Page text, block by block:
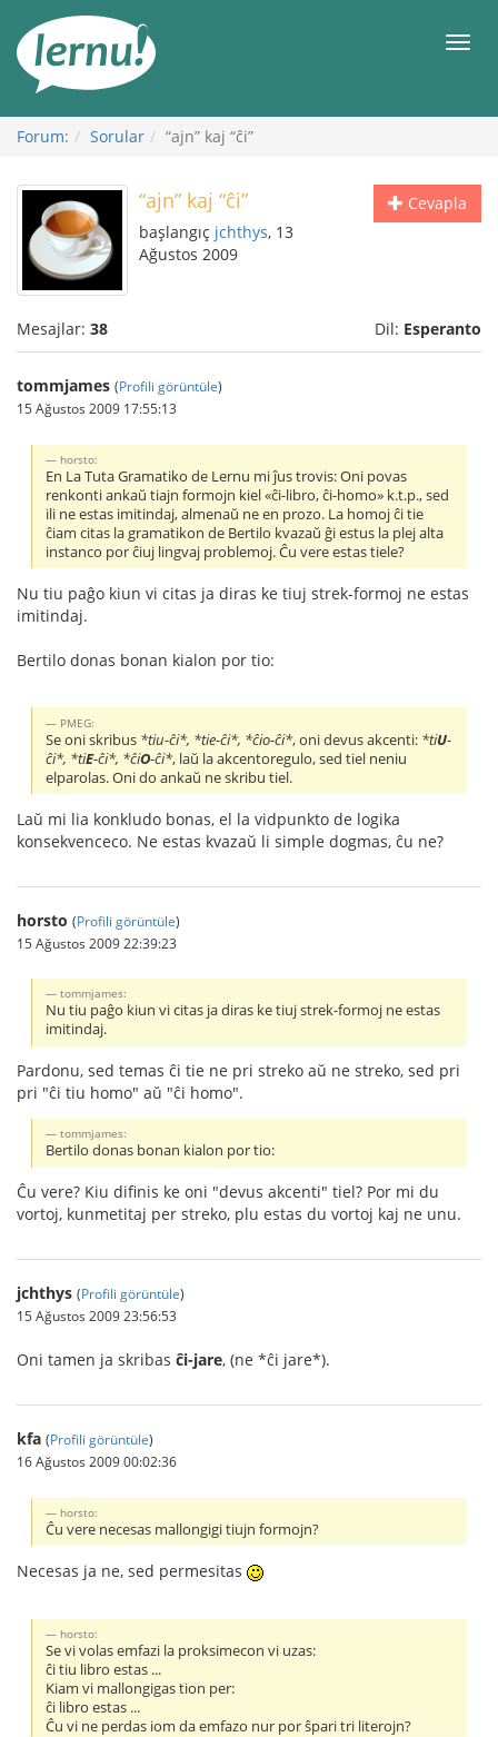
Görüntüleme
Forum: Sorular “ajn” kaj “ĉi”
Cevapla
“ajn” kaj “ĉi”
başlangıç jchthys, 13
Ağustos 2009
Mesajlar: 38 Dil: Esperanto
tommjames (Profili görüntüle)
15 Ağustos 2009 17:55:13
horsto:
En La Tuta Gramatiko de Lernu mi ĵus trovis: Oni povas
renkonti ankaŭ tiajn formojn kiel «ĉi-libro, ĉi-homo» k.t.p., sed
ili ne estas imitindaj, almenaŭ ne en prozo. La homoj ĉi tie
ĉiam citas la gramatikon de Bertilo kvazaŭ ĝi estus la plej alta
instanco por ĉiuj lingvaj problemoj. Ĉu vere estas tiele?
Nu tiu paĝo kiun vi citas ja diras ke tiuj strek-formoj ne estas
imitindaj.
Bertilo donas bonan kialon por tio:
PMEG:
Se oni skribus *tiu-ĉi*, *tie-ĉi*, *ĉio-ĉi*, oni devus akcenti: *tiU-
ĉi*, *tiE-ĉi*, *ĉiO-ĉi*, laŭ la akcentoregulo, sed tiel neniu
elparolas. Oni do ankaŭ ne skribu tiel.
Laŭ mi lia konkludo bonas, el la vidpunkto de logika
konsekvenceco. Ne estas kvazaŭ li simple dogmas, ĉu ne?
horsto (Profili görüntüle)
15 Ağustos 2009 22:39:23
tommjames:
Nu tiu paĝo kiun vi citas ja diras ke tiuj strek-formoj ne estas
imitindaj.
Pardonu, sed temas ĉi tie ne pri streko aŭ ne streko, sed pri
pri "ĉi tiu homo" aŭ "ĉi homo".
tommjames:
Bertilo donas bonan kialon por tio:
Ĉu vere? Kiu difinis ke oni "devus akcenti" tiel? Por mi du
vortoj, kunmetitaj per streko, plu estas du vortoj kaj ne unu.
jchthys (Profili görüntüle)
15 Ağustos 2009 23:56:53
Oni tamen ja skribas ĉi-jare, (ne *ĉi jare*).
kfa (Profili görüntüle)
16 Ağustos 2009 00:02:36
horsto:
Ĉu vere necesas mallongigi tiujn formojn?
Necesas ja ne, sed permesitas
horsto:
Se vi volas emfazi la proksimecon vi uzas:
ĉi tiu libro estas ...
Kiam vi mallongigas tion per:
ĉi libro estas ...
Ĉu vi ne perdas iom da emfazo nur por ŝpari tri literojn?